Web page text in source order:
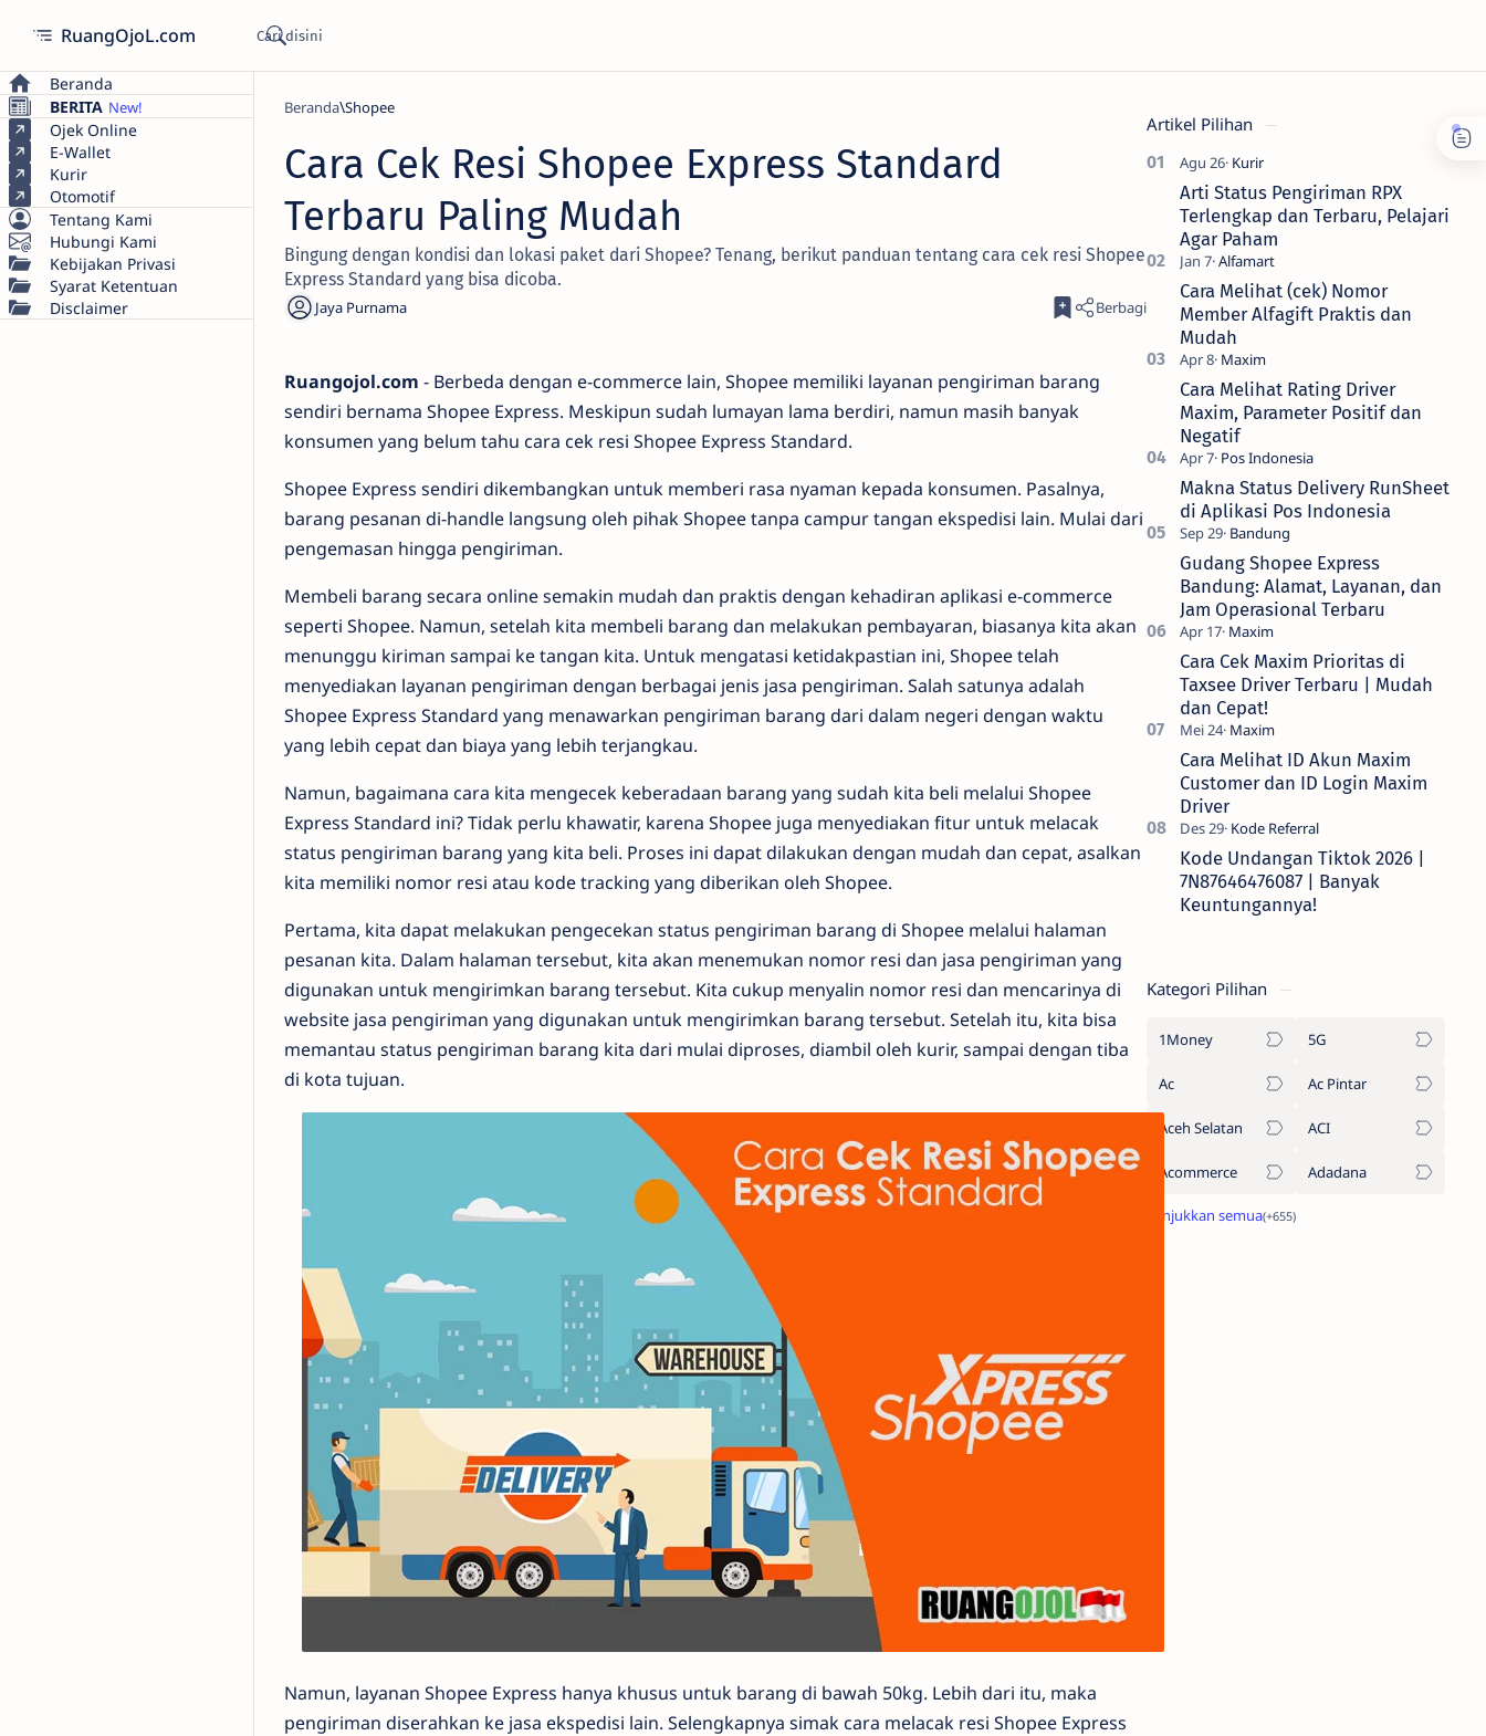
RuangOjoL.com
Beranda
BERITA
Ojek Online
E-Wallet
Kurir
Otomotif
Tentang Kami
Hubungi Kami
Kebijakan Privasi
Syarat Ketentuan
Disclaimer
Beranda Shopee
Cara Cek Resi Shopee Express Standard
Terbaru Paling Mudah
Bingung dengan kondisi dan lokasi paket dari Shopee? Tenang, berikut panduan tentang cara cek resi Shopee
Express Standard yang bisa dicoba.
Ruangojol.com - Berbeda dengan e-commerce lain, Shopee memiliki layanan pengiriman barang
sendiri bernama Shopee Express. Meskipun sudah lumayan lama berdiri, namun masih banyak
konsumen yang belum tahu cara cek resi Shopee Express Standard.
Shopee Express sendiri dikembangkan untuk memberi rasa nyaman kepada konsumen. Pasalnya,
barang pesanan di-handle langsung oleh pihak Shopee tanpa campur tangan ekspedisi lain. Mulai dari
pengemasan hingga pengiriman.
Membeli barang secara online semakin mudah dan praktis dengan kehadiran aplikasi e-commerce
seperti Shopee. Namun, setelah kita membeli barang dan melakukan pembayaran, biasanya kita akan
menunggu kiriman sampai ke tangan kita. Untuk mengatasi ketidakpastian ini, Shopee telah
menyediakan layanan pengiriman dengan berbagai jenis jasa pengiriman. Salah satunya adalah
Shopee Express Standard yang menawarkan pengiriman barang dari dalam negeri dengan waktu
yang lebih cepat dan biaya yang lebih terjangkau.
Namun, bagaimana cara kita mengecek keberadaan barang yang sudah kita beli melalui Shopee
Express Standard ini? Tidak perlu khawatir, karena Shopee juga menyediakan fitur untuk melacak
status pengiriman barang yang kita beli. Proses ini dapat dilakukan dengan mudah dan cepat, asalkan
kita memiliki nomor resi atau kode tracking yang diberikan oleh Shopee.
Pertama, kita dapat melakukan pengecekan status pengiriman barang di Shopee melalui halaman
pesanan kita. Dalam halaman tersebut, kita akan menemukan nomor resi dan jasa pengiriman yang
digunakan untuk mengirimkan barang tersebut. Kita cukup menyalin nomor resi dan mencarinya di
website jasa pengiriman yang digunakan untuk mengirimkan barang tersebut. Setelah itu, kita bisa
memantau status pengiriman barang kita dari mulai diproses, diambil oleh kurir, sampai dengan tiba
di kota tujuan.
Namun, layanan Shopee Express hanya khusus untuk barang di bawah 50kg. Lebih dari itu, maka
pengiriman diserahkan ke jasa ekspedisi lain. Selengkapnya simak cara melacak resi Shopee Express
Artikel Pilihan
Arti Status Pengiriman RPX
Terlengkap dan Terbaru, Pelajari
Agar Paham
Cara Melihat (cek) Nomor
Member Alfagift Praktis dan
Mudah
Cara Melihat Rating Driver
Maxim, Parameter Positif dan
Negatif
Makna Status Delivery RunSheet
di Aplikasi Pos Indonesia
Gudang Shopee Express
Bandung: Alamat, Layanan, dan
Jam Operasional Terbaru
Cara Cek Maxim Prioritas di
Taxsee Driver Terbaru | Mudah
dan Cepat!
Cara Melihat ID Akun Maxim
Customer dan ID Login Maxim
Driver
Kode Undangan Tiktok 2026 |
7N87646476087 | Banyak
Keuntungannya!
Kategori Pilihan
1Money 5G
Ac Ac Pintar
Aceh Selatan ACI
Acommerce Adadana